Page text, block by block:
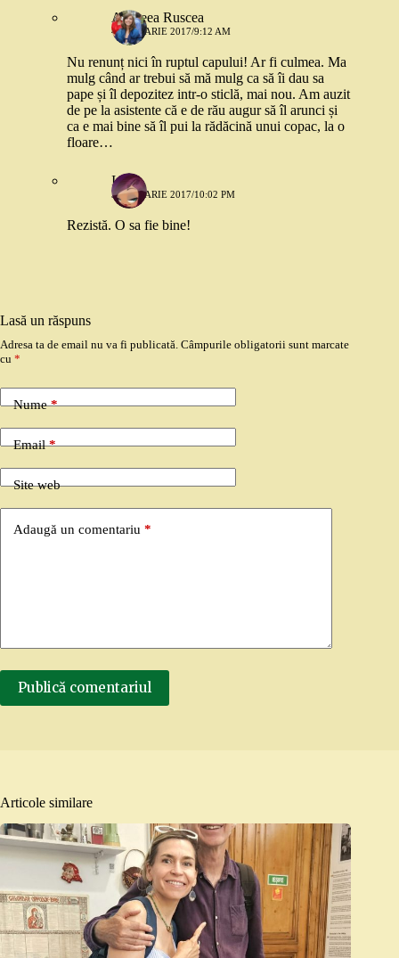
Andreea Ruscea
4 IANUARIE 2017/9:12 AM
Nu renunț nici în ruptul capului! Ar fi culmea. Ma
mulg când ar trebui să mă mulg ca să îi dau sa
pape și îl depozitez intr-o sticlă, mai nou. Am auzit
de pe la asistente că e de rău augur să îl arunci și
ca e mai bine să îl pui la rădăcină unui copac, la o
floare…
Ioana
3 IANUARIE 2017/10:02 PM
Rezistă. O sa fie bine!
Lasă un răspuns
Adresa ta de email nu va fi publicată. Câmpurile obligatorii sunt marcate
cu *
Nume*
Email*
Site web
Adaugă un comentariu *
Publică comentariul
Articole similare